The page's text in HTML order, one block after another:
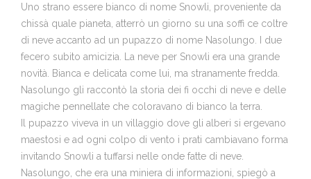
Uno strano essere bianco di nome Snowli, proveniente da
chissà quale pianeta, atterrò un giorno su una soffi ce coltre
di neve accanto ad un pupazzo di nome Nasolungo. I due
fecero subito amicizia. La neve per Snowli era una grande
novità. Bianca e delicata come lui, ma stranamente fredda.
Nasolungo gli raccontò la storia dei fi occhi di neve e delle
magiche pennellate che coloravano di bianco la terra.
Il pupazzo viveva in un villaggio dove gli alberi si ergevano
maestosi e ad ogni colpo di vento i prati cambiavano forma
invitando Snowli a tuffarsi nelle onde fatte di neve.
Nasolungo, che era una miniera di informazioni, spiegò a